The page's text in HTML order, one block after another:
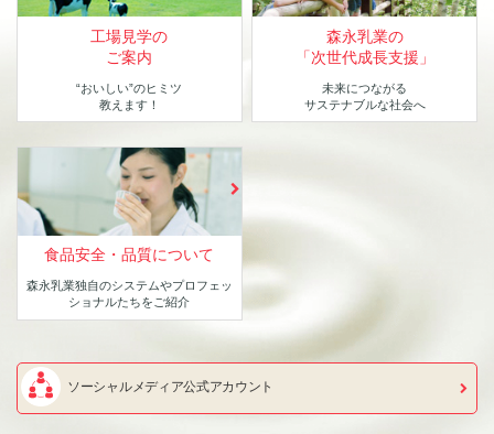
工場見学の
ご案内
“おいしい”のヒミツ
教えます！
森永乳業の
「次世代成長支援」
未来につながる
サステナブルな社会へ
食品安全・品質について
森永乳業独自のシステムやプロフェッ
ショナルたちをご紹介
ソーシャルメディア公式アカウント